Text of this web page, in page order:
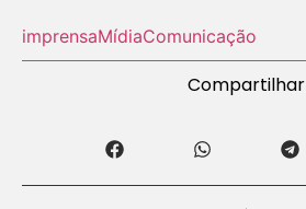
imprensaMídiaComunicação
Compartilhar